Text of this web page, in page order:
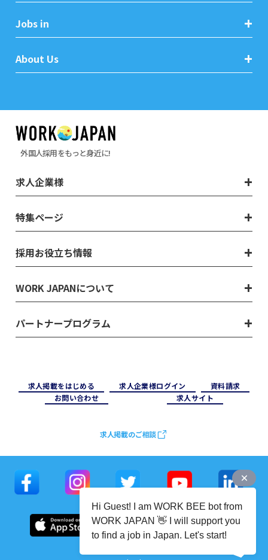
Jobs in
About Us
外国人採用をもっと身近に!
求人企業様
特集ページ
採用お役立ち情報
WORK JAPANについて
パートナープログラム
求⼈掲載をはじめる 求⼈企業様ログイン
資料請求
お問い合わせ
求⼈サイト
求人掲載のご相談
Hi Guest! I am WORK BEE bot from
WORK JAPAN 👋 I will support you
to find a job in Japan. Let's start!